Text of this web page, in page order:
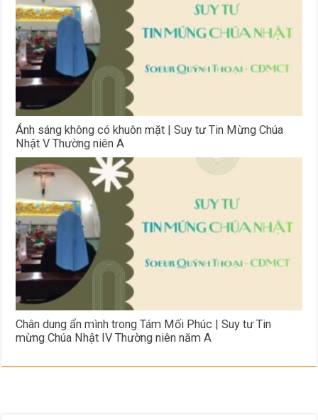
Ánh sáng không có khuôn mặt | Suy tư Tin Mừng Chúa
Nhật V Thường niên A
Chân dung ẩn mình trong Tám Mối Phúc | Suy tư Tin
mừng Chúa Nhật IV Thường niên năm A